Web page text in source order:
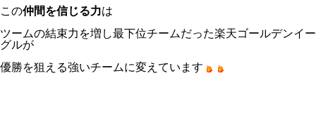
この仲間を信じる力は
ツームの結束力を増し最下位チームだった楽天ゴールデンイー
グルが
優勝を狙える強いチームに変えています